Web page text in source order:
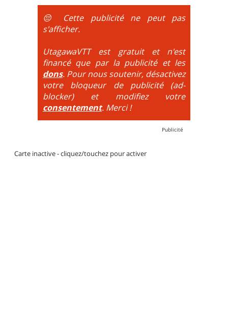
obligatoire.
DH / Gravity : Seule la descente se passe sur le vélo.
La montée est faite via navette ou remontée
mécanique. La difficulté de la descente est indiquée
par des couleurs lorsqu'il s'agit de bikeparks. Vélo
tout suspendu et protections du corps obligatoires.
😔 Cette publicité ne peut pas
s'afficher.
UtagawaVTT est gratuit et n'est
financé que par la publicité et les
dons. Pour nous soutenir, désactivez
votre bloqueur de publicité (ad-
blocker) et modifiez votre
consentement. Merci !